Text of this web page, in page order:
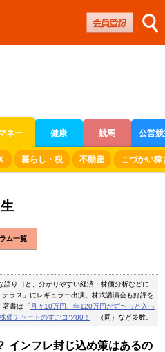
ネー 健康 競馬 公営
ス 暮らし・税 不動産 こづかい稼
ム一覧
り口と、分かりやすい経済・株価分析などに
ラス」にレギュラー出演。株式講演会も好評を
著書は「 月々10万円、年120万円がず〜っと入っ
株価チャートのすごコツ80！ 」（同）など多数。
インフレ封じ込め策はあるの